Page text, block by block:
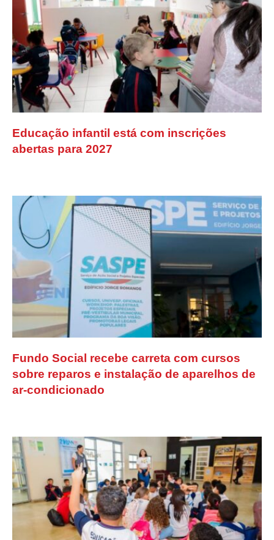
Educação infantil está com inscrições
abertas para 2027
Fundo Social recebe carreta com cursos
sobre reparos e instalação de aparelhos de
ar-condicionado